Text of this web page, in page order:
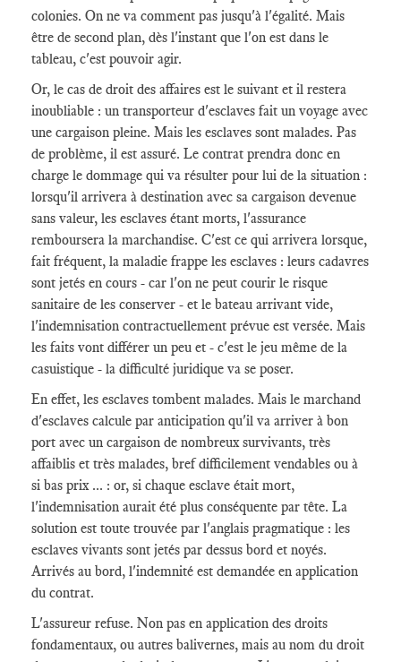
colonies. On ne va comment pas jusqu'à l'égalité. Mais
être de second plan, dès l'instant que l'on est dans le
tableau, c'est pouvoir agir.
Or, le cas de droit des affaires est le suivant et il restera
inoubliable : un transporteur d'esclaves fait un voyage avec
une cargaison pleine. Mais les esclaves sont malades. Pas
de problème, il est assuré. Le contrat prendra donc en
charge le dommage qui va résulter pour lui de la situation :
lorsqu'il arrivera à destination avec sa cargaison devenue
sans valeur, les esclaves étant morts, l'assurance
remboursera la marchandise. C'est ce qui arrivera lorsque,
fait fréquent, la maladie frappe les esclaves : leurs cadavres
sont jetés en cours - car l'on ne peut courir le risque
sanitaire de les conserver - et le bateau arrivant vide,
l'indemnisation contractuellement prévue est versée. Mais
les faits vont différer un peu et - c'est le jeu même de la
casuistique - la difficulté juridique va se poser.
En effet, les esclaves tombent malades. Mais le marchand
d'esclaves calcule par anticipation qu'il va arriver à bon
port avec un cargaison de nombreux survivants, très
affaiblis et très malades, bref difficilement vendables ou à
si bas prix ... : or, si chaque esclave était mort,
l'indemnisation aurait été plus conséquente par tête. La
solution est toute trouvée par l'anglais pragmatique : les
esclaves vivants sont jetés par dessus bord et noyés.
Arrivés au bord, l'indemnité est demandée en application
du contrat.
L'assureur refuse. Non pas en application des droits
fondamentaux, ou autres balivernes, mais au nom du droit